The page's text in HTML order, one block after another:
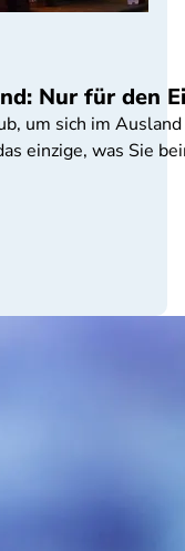
Nur für den
um sich im
einzige, was Sie